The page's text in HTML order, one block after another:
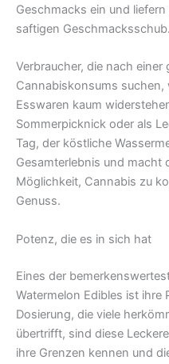
Geschmacks ein und
saftigen Geschmacksschub.
Verbraucher, die nach
Cannabiskonsums
Esswaren kaum
Sommerpicknick oder als
Tag, der köstliche
Gesamterlebnis und macht
Möglichkeit, Cannabis zu
Genuss.
Potenz, die es in sich hat
Eines der
Watermelon Edibles ist ihre
Dosierung, die viele
übertrifft, sind diese
ihre Grenzen kennen und